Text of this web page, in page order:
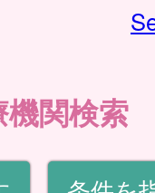
機関検索